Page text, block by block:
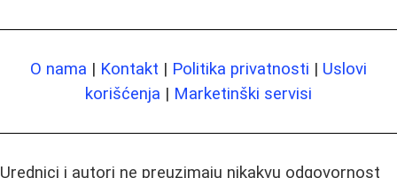
O nama | Kontakt | Politika privatnosti | Uslovi
korišćenja | Marketinški servisi
Urednici i autori ne preuzimaju nikakvu odgovornost